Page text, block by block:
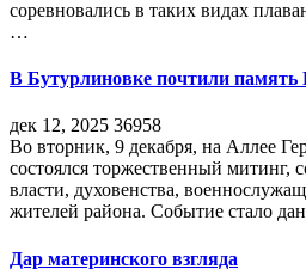
соревновались в таких видах
…
В Бутурлиновке почтили память
дек 12, 2025 36958
Во вторник, 9 декабря, на Аллее
состоялся торжественный митинг,
власти, духовенства,
жителей района. Событие стало
Дар материнского взгляда